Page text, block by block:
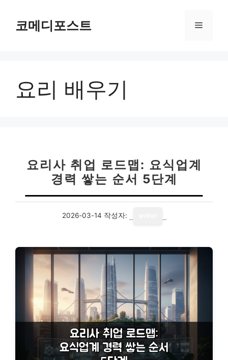
코메디포스트 메
요리 배우기
요리사 취업 로드맵: 요식업계
경력 쌓는 순서 5단계
2026-03-14 작성자: